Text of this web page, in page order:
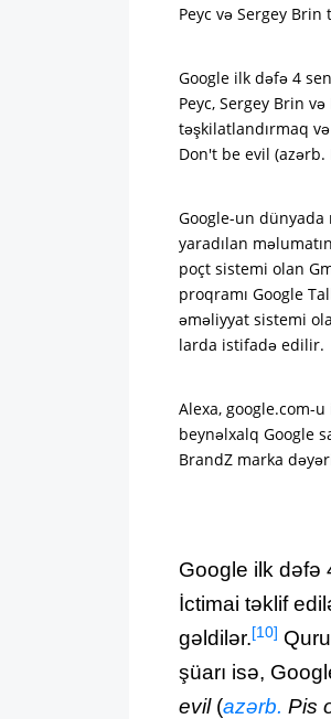
Peyc və Sergey
Google ilk dəfə 4
Peyc, Sergey Brin
təşkilatlandırmaq
Don't be evil
Google-un
yaradılan
poçt sistemi olan
proqramı Google
əməliyyat sistemi
larda istifadə edilir.
Alexa, google.com-
beynəlxalq Google
BrandZ marka
Google ilk dəfə
İctimai təklif
gəldilər.[10]
şüarı isə,
evil(azərb. Pis